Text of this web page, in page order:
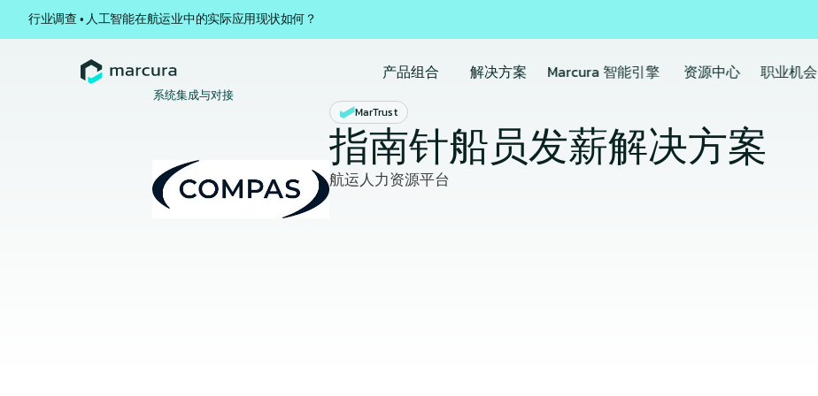
行业调查 • 人工智能在航运业中的实际应用现状如何？
系统集成与对接
MarTrust
指南针船员发薪解决方案
航运人力资源平台
产品组合 解决方案 Marcura 智能引擎 资源中心 职业机会